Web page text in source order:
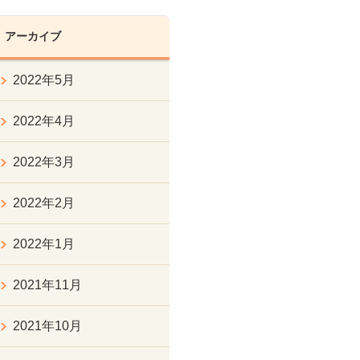
アーカイブ
2022年5月
2022年4月
2022年3月
2022年2月
2022年1月
2021年11月
2021年10月